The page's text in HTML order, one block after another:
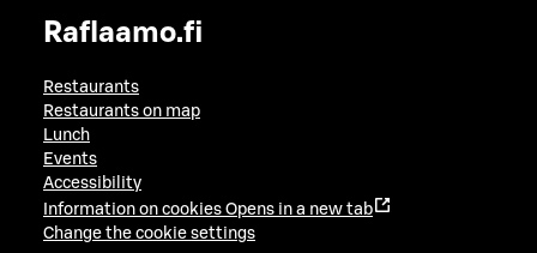
Raflaamo.fi
Restaurants
Restaurants on map
Lunch
Events
Accessibility
Information on cookies Opens in a new tab
Change the cookie settings